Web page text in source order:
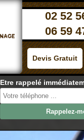
02 52
06 59
Devis Gratuit
Etre rappelé